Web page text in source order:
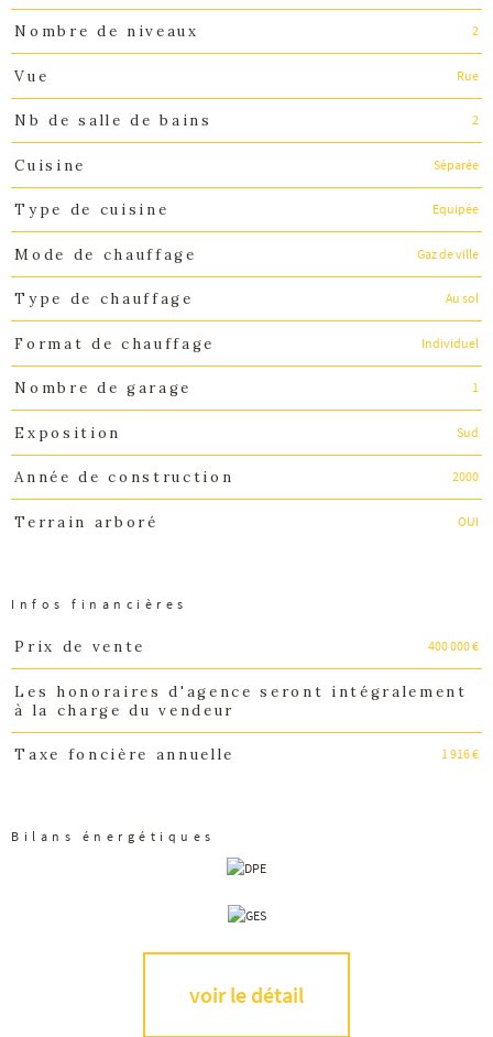
Nombre de niveaux 2
Vue Rue
Nb de salle de bains 2
Cuisine Séparée
Type de cuisine Equipée
Mode de chauffage Gaz de ville
Type de chauffage Au sol
Format de chauffage Individuel
Nombre de garage 1
Exposition Sud
Année de construction 2000
Terrain arboré OUI
Infos financières
Caractéristiques Valeurs
Prix de vente 400 000 €
Les honoraires d'agence seront intégralement
à la charge du vendeur
Taxe foncière annuelle 1 916 €
Bilans énergétiques
voir le détail